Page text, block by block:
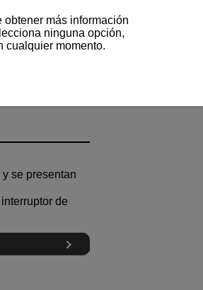
se presentan
de
más información
ninguna opción,
cualquier momento.